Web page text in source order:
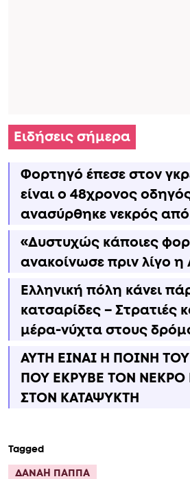
Ειδήσεις σήμερα
Φορτηγό έπεσε στον
είναι ο 48χρονος
ανασύρθηκε νεκρός από
«Δυστυχώς κάποιες
ανακοίνωσε πριν λίγο
Ελληνική πόλη κάνει
κατσαρίδες – Στρατιές
μέρα-νύχτα στους
ΑΥΤΗ ΕΙΝΑΙ Η ΠΟΙΝΗ
ΠΟΥ ΕΚΡΥΒΕ ΤΟΝ ΝΕΚΡΟ
ΣΤΟΝ ΚΑΤΑΨΥΚΤΗ
Tagged
ΔΑΝΑΗ ΠΑΠΠΑ